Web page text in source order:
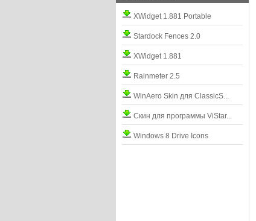
XWidget 1.881 Portable
Stardock Fences 2.0
XWidget 1.881
Rainmeter 2.5
WinAero Skin для ClassicS...
Скин для программы ViStar...
Windows 8 Drive Icons